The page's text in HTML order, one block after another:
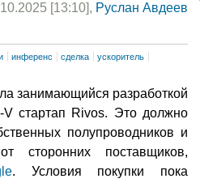
[13:10], Руслан Авдеев
инференс сделка
ускоритель
занимающийся разработкой
стартап Rivos. Это должно
полупроводников и
сторонних поставщиков,
. Условия покупки пока